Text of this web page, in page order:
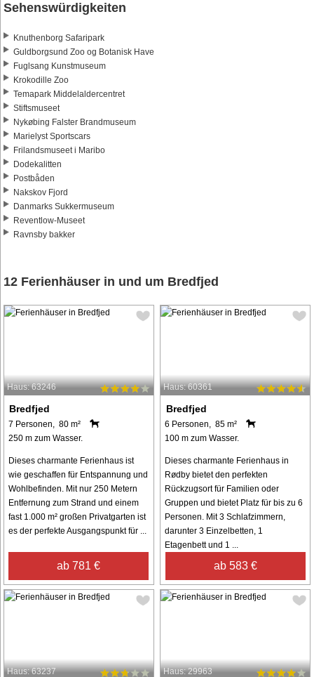
Sehenswürdigkeiten
Knuthenborg Safaripark
Guldborgsund Zoo og Botanisk Have
Fuglsang Kunstmuseum
Krokodille Zoo
Temapark Middelaldercentret
Stiftsmuseet
Nykøbing Falster Brandmuseum
Marielyst Sportscars
Frilandsmuseet i Maribo
Dodekalitten
Postbåden
Nakskov Fjord
Danmarks Sukkermuseum
Reventlow-Museet
Ravnsby bakker
12 Ferienhäuser in und um Bredfjed
Haus: 63246
Bredfjed
7 Personen, 80 m²
250 m zum Wasser.
Dieses charmante Ferienhaus ist
wie geschaffen für Entspannung und
Wohlbefinden. Mit nur 250 Metern
Entfernung zum Strand und einem
fast 1.000 m² großen Privatgarten ist
es der perfekte Ausgangspunkt für ...
ab 781 €
Haus: 60361
Bredfjed
6 Personen, 85 m²
100 m zum Wasser.
Dieses charmante Ferienhaus in
Rødby bietet den perfekten
Rückzugsort für Familien oder
Gruppen und bietet Platz für bis zu 6
Personen. Mit 3 Schlafzimmern,
darunter 3 Einzelbetten, 1
Etagenbett und 1 ...
ab 583 €
Haus: 63237 Haus: 29963